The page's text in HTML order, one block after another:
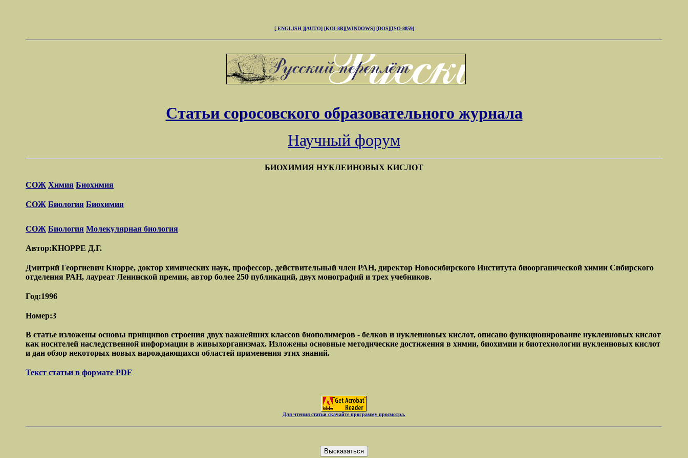
[ ENGLISH ][AUTO] [KOI-8R][WINDOWS] [DOS][ISO-8859]
Статьи соросовского образовательного журнала
Научный форум
БИОХИМИЯ НУКЛЕИНОВЫХ КИСЛОТ
СОЖ Химия Биохимия
СОЖ Биология Биохимия
СОЖ Биология Молекулярная биология
Автор:КНОРРЕ Д.Г.
Дмитрий Георгиевич Кнорре, доктор химических наук, профессор, действительный член РАН, директор Новосибирского Института биоорганической химии Сибирского
отделения РАН, лауреат Ленинской премии, автор более 250 публикаций, двух монографий и трех учебников.
Год:1996
Номер:3
В статье изложены основы принципов строения двух важнейших классов биополимеров - белков и нуклеиновых кислот, описано функционирование нуклеиновых кислот
как носителей наследственной информации в живыхорганизмах. Изложены основные методические достижения в химии, биохимии и биотехнологии нуклеиновых кислот
и дан обзор некоторых новых нарождающихся областей применения этих знаний.
Текст статьи в формате PDF
Для чтения статьи скачайте программу просмотра.